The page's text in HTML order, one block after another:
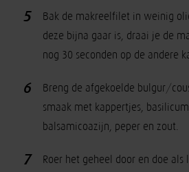
5
Bak de makreelfilet in weinig
deze bijna gaar is, draai je de
nog 30 seconden op de andere
6
Breng de afgekoelde bulgur/
smaak met kappertjes,
balsamicoazijn, peper en zout.
7
Roer het geheel door en doe als